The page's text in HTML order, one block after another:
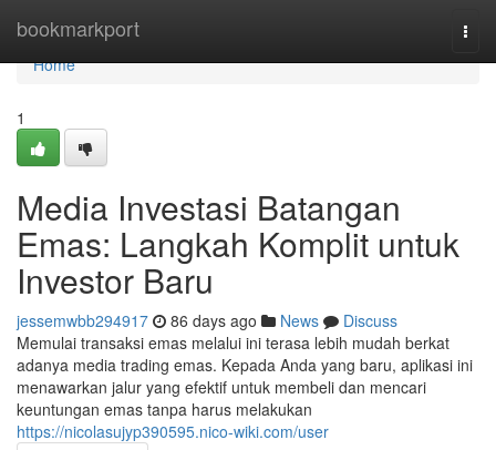
bookmarkport
Home
Home
1
Media Investasi Batangan
Emas: Langkah Komplit untuk
Investor Baru
jessemwbb294917 86 days ago News
Discuss
Memulai transaksi emas melalui ini terasa lebih mudah berkat
adanya media trading emas. Kepada Anda yang baru, aplikasi ini
menawarkan jalur yang efektif untuk membeli dan mencari
keuntungan emas tanpa harus melakukan
https://nicolasujyp390595.nico-wiki.com/user